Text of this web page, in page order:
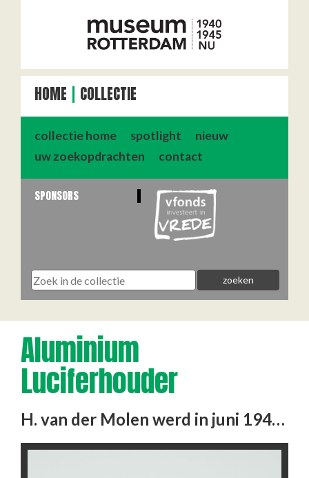
HOME COLLECTIE
collectie home spotlight
nieuw
uw zoekopdrachten
contact
SPONSORS
Aluminium
Luciferhouder
H. van der Molen werd in juni 1943 gearresteerd en op transport gesteld. Eind van de maand kwam hij in Singen aan en …